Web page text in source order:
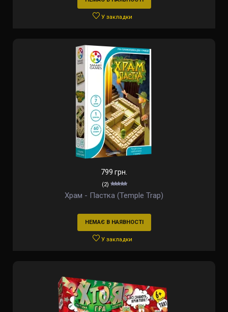
У закладки
799 грн.
(2)
Храм - Пастка (Temple Trap)
НЕМАЄ В НАЯВНОСТІ
У закладки